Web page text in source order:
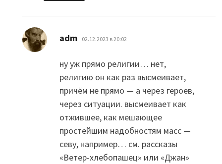
adm: 02.12.2023 в 20:02
ну уж прямо религии… нет,
религию он как раз высмеивает,
причём не прямо — а через героев,
через ситуации. высмеивает как
отжившее, как мешающее
простейшим надобностям масс —
севу, например… см. рассказы
«Ветер-хлебопашец» или «Джан»